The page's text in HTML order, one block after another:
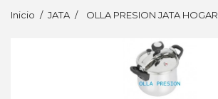
Inicio JATA OLLA PRESION JATA HOGAR